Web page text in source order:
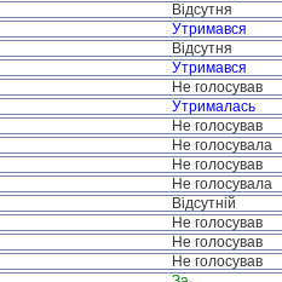
Відсутня
Утримався
Відсутня
Утримався
Не голосував
Утрималась
Не голосував
Не голосувала
Не голосував
Не голосувала
Відсутній
Не голосував
Не голосував
Не голосував